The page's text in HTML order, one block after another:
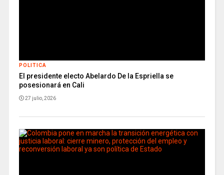
POLITICA
El presidente electo Abelardo De la Espriella se
posesionará en Cali
27 julio, 2026